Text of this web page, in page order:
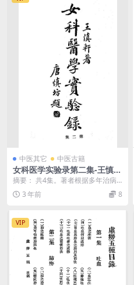
中医其它 中医古籍
女科医学实验录第二集-王慎轩
著-苏州国医书社
摘要： 共4集。著者根据多年治病
经验写成，载录妇女经带、胎产诸
症治验 截图： 服...
3 年前 8
VIP